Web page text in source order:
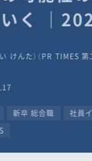
いく ｜
ー #PR
人たち
い けんた）（PR TIMES
新卒 総合職
社